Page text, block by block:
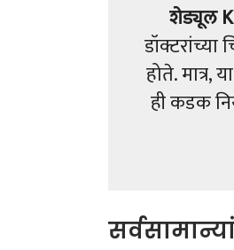
शेड्यूल
डॉक्टरांच्या
होते. मात्र,
ही कडक